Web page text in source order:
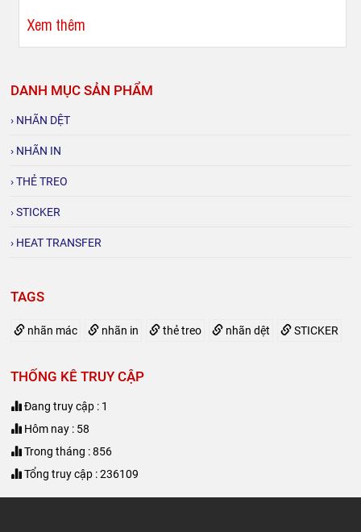
Xem thêm
DANH MỤC SẢN PHẨM
› NHÃN DỆT
› NHÃN IN
› THẺ TREO
› STICKER
› HEAT TRANSFER
TAGS
nhãn mác nhãn in thẻ treo nhãn dệt STICKER
THỐNG KÊ TRUY CẬP
Đang truy cập : 1
Hôm nay : 58
Trong tháng : 856
Tổng truy cập : 236109